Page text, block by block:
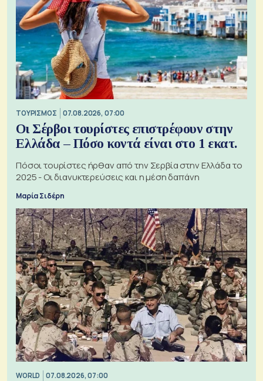
ΤΟΥΡΙΣΜΟΣ 07.08.2026, 07:00
Οι Σέρβοι τουρίστες επιστρέφουν στην
Ελλάδα – Πόσο κοντά είναι στο 1 εκατ.
Πόσοι τουρίστες ήρθαν από την Σερβία στην Ελλάδα το
2025 - Οι διανυκτερεύσεις και η μέση δαπάνη
Μαρία Σιδέρη
WORLD 07.08.2026, 07:00